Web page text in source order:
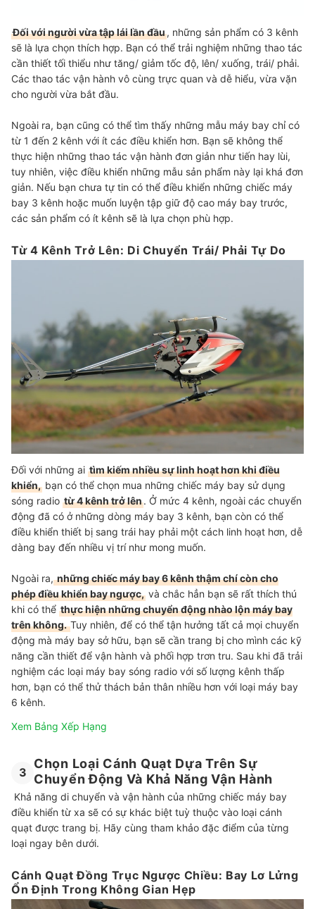
Đối với người vừa tập lái lần đầu, những sản phẩm có 3 kênh
sẽ là lựa chọn thích hợp. Bạn có thể trải nghiệm những thao tác
cần thiết tối thiểu như tăng/ giảm tốc độ, lên/ xuống, trái/ phải.
Các thao tác vận hành vô cùng trực quan và dễ hiểu, vừa vặn
cho người vừa bắt đầu.
Ngoài ra, bạn cũng có thể tìm thấy những mẫu máy bay chỉ có
từ 1 đến 2 kênh với ít các điều khiển hơn. Bạn sẽ không thể
thực hiện những thao tác vận hành đơn giản như tiến hay lùi,
tuy nhiên, việc điều khiển những mẫu sản phẩm này lại khá đơn
giản. Nếu bạn chưa tự tin có thể điều khiển những chiếc máy
bay 3 kênh hoặc muốn luyện tập giữ độ cao máy bay trước,
các sản phẩm có ít kênh sẽ là lựa chọn phù hợp.
Từ 4 Kênh Trở Lên: Di Chuyển Trái/ Phải Tự Do
Đối với những ai tìm kiếm nhiều sự linh hoạt hơn khi điều
khiển, bạn có thể chọn mua những chiếc máy bay sử dụng
sóng radio từ 4 kênh trở lên. Ở mức 4 kênh, ngoài các chuyển
động đã có ở những dòng máy bay 3 kênh, bạn còn có thể
điều khiển thiết bị sang trái hay phải một cách linh hoạt hơn, dễ
dàng bay đến nhiều vị trí như mong muốn.
Ngoài ra,những chiếc máy bay 6 kênh thậm chí còn cho
phép điều khiển bay ngược, và chắc hẳn bạn sẽ rất thích thú
khi có thể thực hiện những chuyển động nhào lộn máy bay
trên không.Tuy nhiên, để có thể tận hưởng tất cả mọi chuyển
động mà máy bay sở hữu, bạn sẽ cần trang bị cho mình các kỹ
năng cần thiết để vận hành và phối hợp trơn tru. Sau khi đã trải
nghiệm các loại máy bay sóng radio với số lượng kênh thấp
hơn, bạn có thể thử thách bản thân nhiều hơn với loại máy bay
6 kênh.
Xem Bảng Xếp Hạng
3
Chọn Loại Cánh Quạt Dựa Trên Sự
Chuyển Động Và Khả Năng Vận Hành
Khả năng di chuyển và vận hành của những chiếc máy bay
điều khiển từ xa sẽ có sự khác biệt tuỳ thuộc vào loại cánh
quạt được trang bị. Hãy cùng tham khảo đặc điểm của từng
loại ngay bên dưới.
Cánh Quạt Đồng Trục Ngược Chiều: Bay Lơ Lửng
Ổn Định Trong Không Gian Hẹp